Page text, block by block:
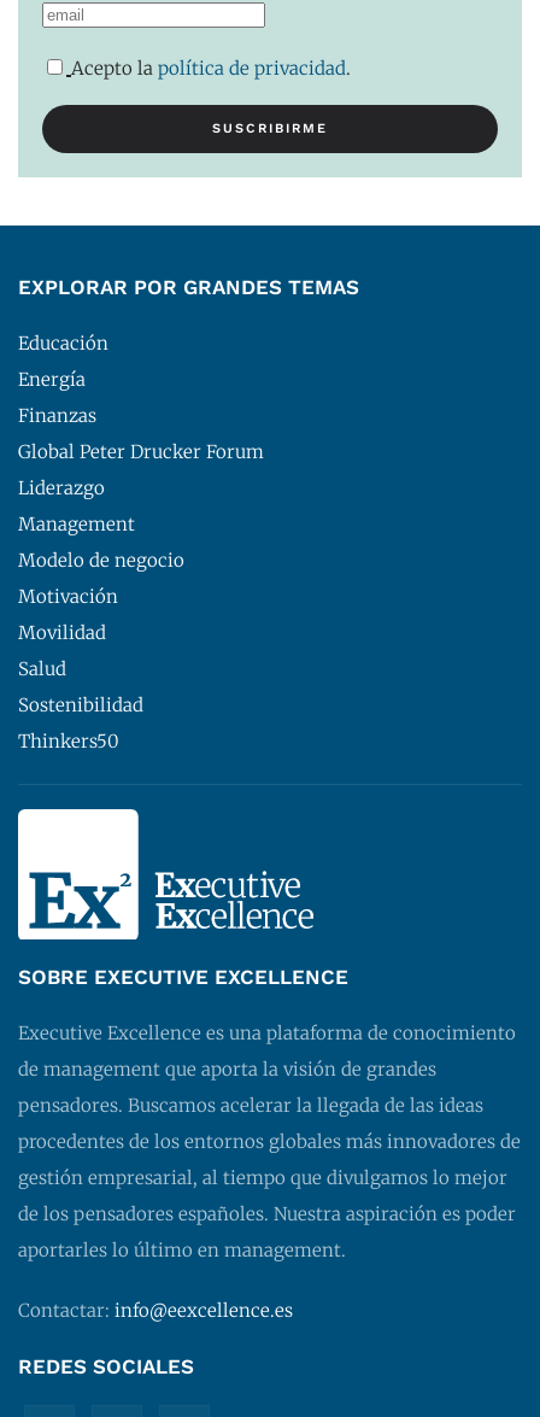
Acepto la política de privacidad.
EXPLORAR POR GRANDES TEMAS
Educación
Energía
Finanzas
Global Peter Drucker Forum
Liderazgo
Management
Modelo de negocio
Motivación
Movilidad
Salud
Sostenibilidad
Thinkers50
SOBRE EXECUTIVE EXCELLENCE
Executive Excellence es una plataforma de conocimiento
de management que aporta la visión de grandes
pensadores. Buscamos acelerar la llegada de las ideas
procedentes de los entornos globales más innovadores de
gestión empresarial, al tiempo que divulgamos lo mejor
de los pensadores españoles. Nuestra aspiración es poder
aportarles lo último en management.
Contactar: info@eexcellence.es
REDES SOCIALES